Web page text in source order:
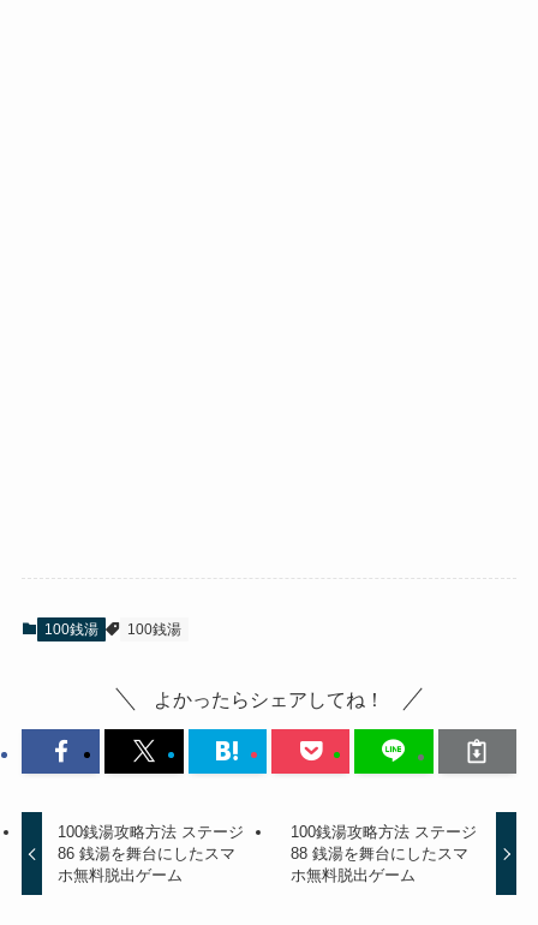
100銭湯 100銭湯
よかったらシェアしてね！
100銭湯攻略方法 ステージ
86 銭湯を舞台にしたスマ
ホ無料脱出ゲーム
100銭湯攻略方法 ステージ
88 銭湯を舞台にしたスマ
ホ無料脱出ゲーム